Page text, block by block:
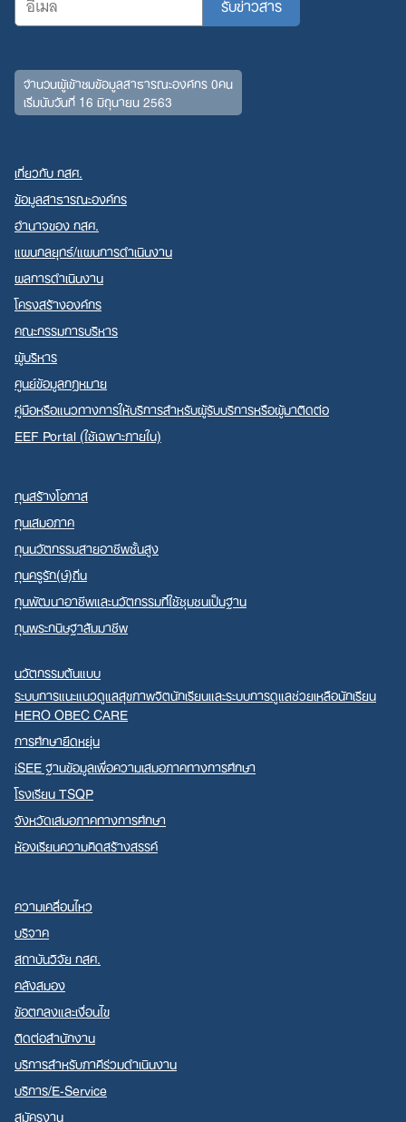
จำนวนผู้เข้าชมข้อมูลสาธารณะองค์กร 0คน
เริ่มนับวันที่ 16 มิถุนายน 2563
เกี่ยวกับ กสศ.
ข้อมูลสาธารณะองค์กร
อำนาจของ กสศ.
แผนกลยุทธ์/แผนการดำเนินงาน
ผลการดำเนินงาน
โครงสร้างองค์กร
คณะกรรมการบริหาร
ผู้บริหาร
ศูนย์ข้อมูลกฎหมาย
คู่มือหรือแนวทางการให้บริการสำหรับผู้รับบริการหรือผู้มาติดต่อ
EEF Portal (ใช้เฉพาะภายใน)
ทุนสร้างโอกาส
ทุนเสมอภาค
ทุนนวัตกรรมสายอาชีพชั้นสูง
ทุนครูรัก(ษ์)ถิ่น
ทุนพัฒนาอาชีพและนวัตกรรมที่ใช้ชุมชนเป็นฐาน
ทุนพระกนิษฐาสัมมาชีพ
นวัตกรรมต้นแบบ
ระบบการแนะแนวดูแลสุขภาพจิตนักเรียนและระบบการดูแลช่วยเหลือนักเรียน
HERO OBEC CARE
การศึกษายืดหยุ่น
iSEE ฐานข้อมูลเพื่อความเสมอภาคทางการศึกษา
โรงเรียน TSQP
จังหวัดเสมอภาคทางการศึกษา
ห้องเรียนความคิดสร้างสรรค์
ความเคลื่อนไหว
บริจาค
สถาบันวิจัย กสศ.
คลังสมอง
ข้อตกลงและเงื่อนไข
ติดต่อสำนักงาน
บริการสำหรับภาคีร่วมดำเนินงาน
บริการ/E-Service
สมัครงาน